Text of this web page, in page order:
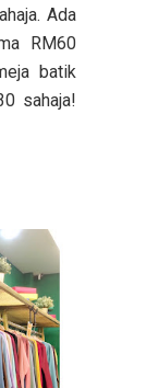
Ada
RM60
batik
sahaja!